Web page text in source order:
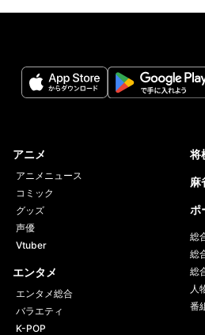
アニメ
アニメニュース
コミック
グッズ
声優
Vtuber
エンタメ
エンタメ総合
バラエティ
K-POP
将
麻
ポ
総
総
総
人
番